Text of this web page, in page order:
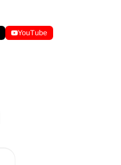
YouTube